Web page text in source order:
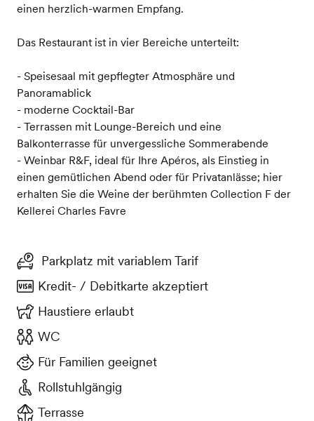
einen herzlich-warmen Empfang.
Das Restaurant ist in vier Bereiche unterteilt:
- Speisesaal mit gepflegter Atmosphäre und
Panoramablick
- moderne Cocktail-Bar
- Terrassen mit Lounge-Bereich und eine
Balkonterrasse für unvergessliche Sommerabende
- Weinbar R&F, ideal für Ihre Apéros, als Einstieg in
einen gemütlichen Abend oder für Privatanlässe; hier
erhalten Sie die Weine der berühmten Collection F der
Kellerei Charles Favre
Parkplatz mit variablem Tarif
Kredit- / Debitkarte akzeptiert
Haustiere erlaubt
WC
Für Familien geeignet
Rollstuhlgängig
Terrasse